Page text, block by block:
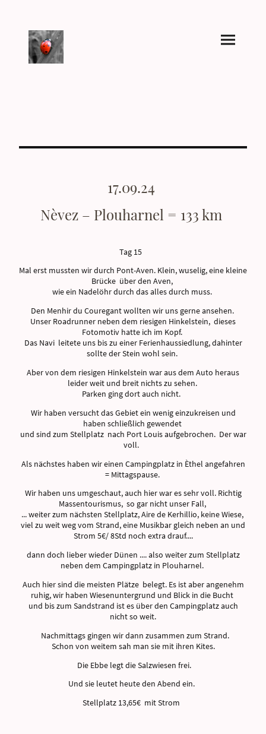
17.09.24
Nèvez – Plouharnel = 133 km
Tag 15
Mal erst mussten wir durch Pont-Aven. Klein, wuselig, eine kleine
Brücke über den Aven,
wie ein Nadelöhr durch das alles durch muss.
Den Menhir du Couregant wollten wir uns gerne ansehen.
Unser Roadrunner neben dem riesigen Hinkelstein, dieses
Fotomotiv hatte ich im Kopf.
Das Navi leitete uns bis zu einer Ferienhaussiedlung, dahinter
sollte der Stein wohl sein.
Aber von dem riesigen Hinkelstein war aus dem Auto heraus
leider weit und breit nichts zu sehen.
Parken ging dort auch nicht.
Wir haben versucht das Gebiet ein wenig einzukreisen und
haben schließlich gewendet
und sind zum Stellplatz nach Port Louis aufgebrochen. Der war
voll.
Als nächstes haben wir einen Campingplatz in Èthel angefahren
= Mittagspause.
Wir haben uns umgeschaut, auch hier war es sehr voll. Richtig
Massentourismus, so gar nicht unser Fall,
... weiter zum nächsten Stellplatz, Aire de Kerhillio, keine Wiese,
viel zu weit weg vom Strand, eine Musikbar gleich neben an und
Strom 5€/ 8Std noch extra drauf....
dann doch lieber wieder Dünen .... also weiter zum Stellplatz
neben dem Campingplatz in Plouharnel.
Auch hier sind die meisten Plätze belegt. Es ist aber angenehm
ruhig, wir haben Wiesenuntergrund und Blick in die Bucht
und bis zum Sandstrand ist es über den Campingplatz auch
nicht so weit.
Nachmittags gingen wir dann zusammen zum Strand.
Schon von weitem sah man sie mit ihren Kites.
Die Ebbe legt die Salzwiesen frei.
Und sie leutet heute den Abend ein.
Stellplatz 13,65€ mit Strom